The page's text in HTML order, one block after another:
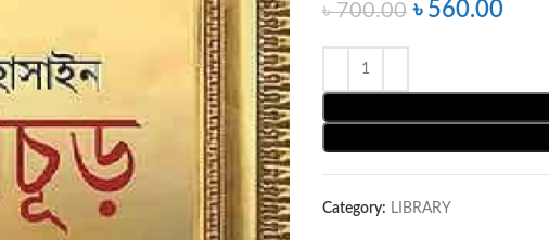
৳700.00 ৳ 560.00
Category: LIBRARY